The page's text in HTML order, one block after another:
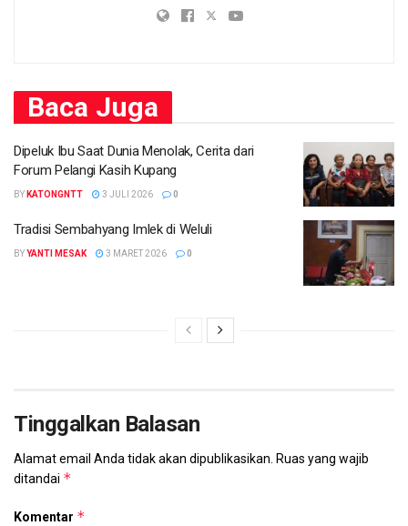
Baca Juga
Dipeluk Ibu Saat Dunia Menolak, Cerita dari
Forum Pelangi Kasih Kupang
BY KATONGNTT 3 JULI 2026 0
Tradisi Sembahyang Imlek di Weluli
BY YANTI MESAK 3 MARET 2026 0
Tinggalkan Balasan
Alamat email Anda tidak akan dipublikasikan. Ruas yang wajib
ditandai *
Komentar *